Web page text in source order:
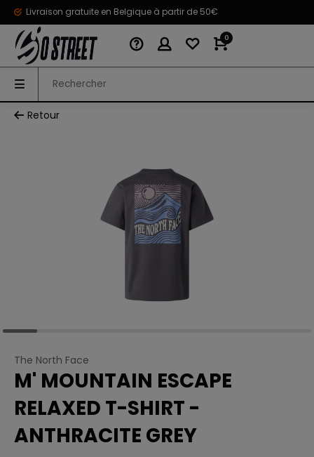
Livraison gratuite en Belgique à partir de 50€
0
Retour
The North Face
M' MOUNTAIN ESCAPE
RELAXED T-SHIRT -
ANTHRACITE GREY